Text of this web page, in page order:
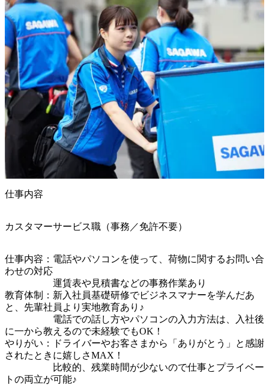
仕事内容
カスタマーサービス職（事務／免許不要）
仕事内容：電話やパソコンを使って、荷物に関するお問い合
わせの対応
運賃表や見積書などの事務作業あり
教育体制：新入社員基礎研修でビジネスマナーを学んだあ
と、先輩社員より実地教育あり♪
電話での話し方やパソコンの入力方法は、入社後
に一から教えるので未経験でもOK！
やりがい：ドライバーやお客さまから「ありがとう」と感謝
されたときに嬉しさMAX！
比較的、残業時間が少ないので仕事とプライベー
トの両立が可能♪